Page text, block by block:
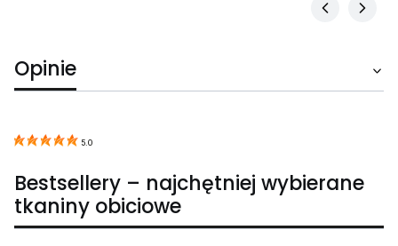
Opinie
5.0
Bestsellery – najchętniej wybierane
tkaniny obiciowe